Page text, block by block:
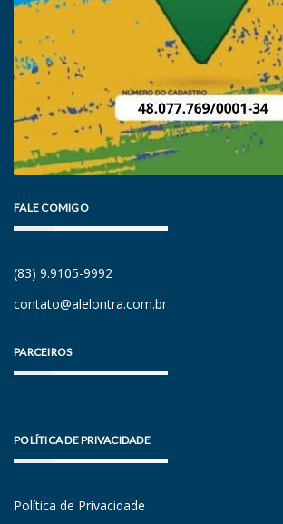
FALE COMIGO
(83) 9.9105-9992
contato@alelontra.com.br
PARCEIROS
POLÍTICA DE PRIVACIDADE
Política de Privacidade